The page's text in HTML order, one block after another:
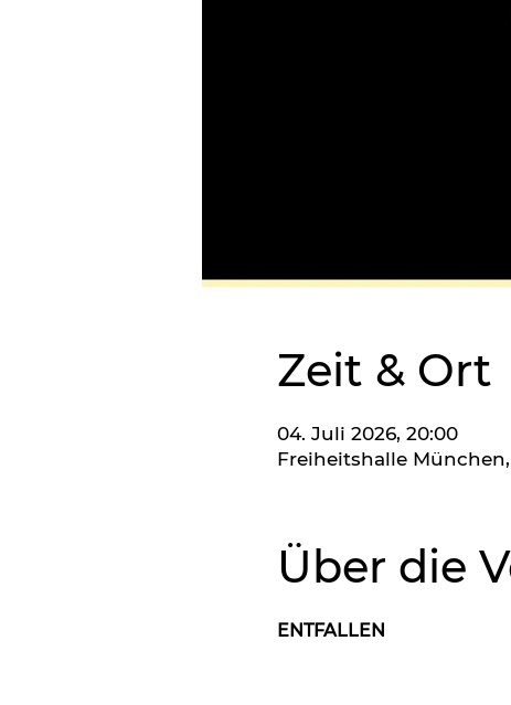
Zeit & Ort
04. Juli 2026, 20:00
Freiheitshalle
Über die
ENTFALLEN